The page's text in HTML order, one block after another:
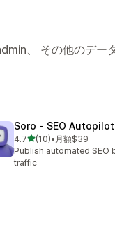
、 その他のデー
Soro ‑ SEO
4.75つ星中
(10)
合計レビュー数：10件
• 月額$39
Publish automated
traffic